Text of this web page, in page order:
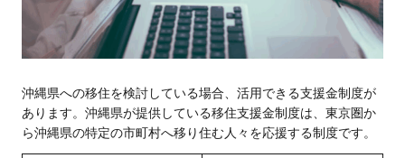
沖縄県への移住を検討している場合、活用できる支援金制度が
あります。沖縄県が提供している移住支援金制度は、東京圏か
ら沖縄県の特定の市町村へ移り住む人々を応援する制度です。